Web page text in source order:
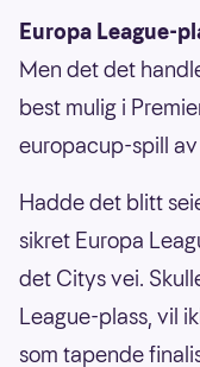
Europa League-
Men det det
best mulig i
europacup-spill
Hadde det blitt
sikret Europa
det Citys vei.
League-plass, vil
som tapende